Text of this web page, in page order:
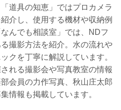
道具の知恵」ではプロカメラ
介し、使用する機材や収納例
んでも相談室」では、NDフ
撮影方法を紹介。水の流れや
クを丁寧に解説しています。
れる撮影会や写真教室の情報
会員の力作写真、秋山庄太郎
情報も掲載しています。